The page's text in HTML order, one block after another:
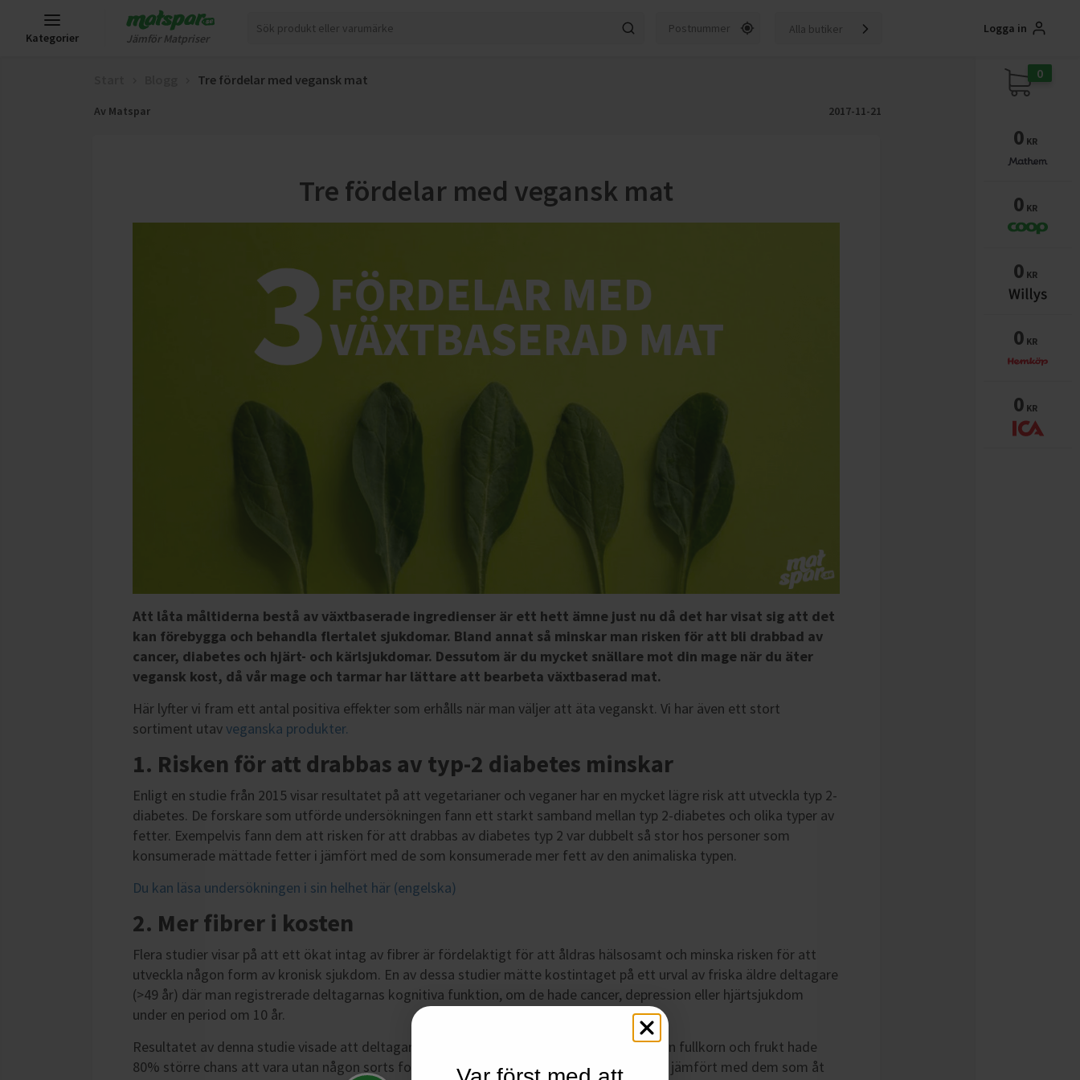
Kategorier Jämför Matpriser
Alla butiker Logga in
Tre fördelar med vegansk mat
Av Matspar 2017-11-21
Tre fördelar med vegansk mat
Att låta måltiderna bestå av växtbaserade ingredienser är ett hett ämne just nu då det har visat sig att det
kan förebygga och behandla flertalet sjukdomar. Bland annat så minskar man risken för att bli drabbad av
cancer, diabetes och hjärt- och kärlsjukdomar. Dessutom är du mycket snällare mot din mage när du äter
vegansk kost, då vår mage och tarmar har lättare att bearbeta växtbaserad mat.
Här lyfter vi fram ett antal positiva effekter som erhålls när man väljer att äta veganskt. Vi har även ett stort
sortiment utavveganska produkter.
1. Risken för att drabbas av typ-2 diabetes minskar
Enligt en studie från 2015 visar resultatet på att vegetarianer och veganer har en mycket lägre risk att utveckla typ 2-
diabetes. De forskare som utförde undersökningen fann ett starkt samband mellan typ 2-diabetes och olika typer av
fetter. Exempelvis fann dem att risken för att drabbas av diabetes typ 2 var dubbelt så stor hos personer som
konsumerade mättade fetter i jämfört med de som konsumerade mer fett av den animaliska typen.
Du kan läsa undersökningen i sin helhet här (engelska)
2. Mer fibrer i kosten
Flera studier visar på att ett ökat intag av fibrer är fördelaktigt för att åldras hälsosamt och minska risken för att
utveckla någon form av kronisk sjukdom. En av dessa studier mätte kostintaget på ett urval av friska äldre deltagare
(>49 år) där man registrerade deltagarnas kognitiva funktion, om de hade cancer, depression eller hjärtsjukdom
under en period om 10 år.
Resultatet av denna studie visade att deltagare som hade ett högt fiberintag, främst från fullkorn och frukt hade
80% större chans att vara utan någon sorts form av kronisk sjukdom tio år senare. Detta jämfört med dem som åt
0
0 KR
0 KR
0 KR
0 KR
0 KR